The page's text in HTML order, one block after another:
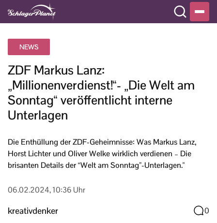
NEWS
ZDF Markus Lanz:
„Millionenverdienst!“- „Die Welt am
Sonntag“ veröffentlicht interne
Unterlagen
Die Enthüllung der ZDF-Geheimnisse: Was Markus Lanz,
Horst Lichter und Oliver Welke wirklich verdienen – Die
brisanten Details der “Welt am Sonntag”-Unterlagen."
06.02.2024, 10:36 Uhr
kreativdenker 0